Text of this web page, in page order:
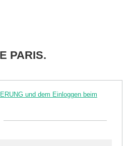
PARIS.
und dem Einloggen beim